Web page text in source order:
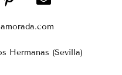
Hermanas (Sevilla)